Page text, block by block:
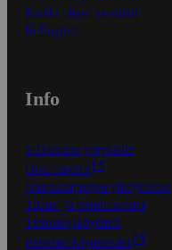
Kaikki ohjeet ja vinkit
In English
Info
S-Business yrityksille
Oiva-raportit
Osuuskauppojen yhteystiedot
Tilaus- ja toimitusehdot
Tietosuojakäytäntö
Palvelun käyttöehdot